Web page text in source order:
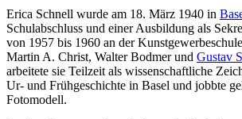
Erica Schnell wurde am 18. März 1940 in
Schulabschluss und einer Ausbildung als
von 1957 bis 1960 an der
Martin A. Christ, Walter Bodmer und Gustav
arbeitete sie Teilzeit als wissenschaftliche
Ur- und Frühgeschichte in Basel und jobbte
Fotomodell.